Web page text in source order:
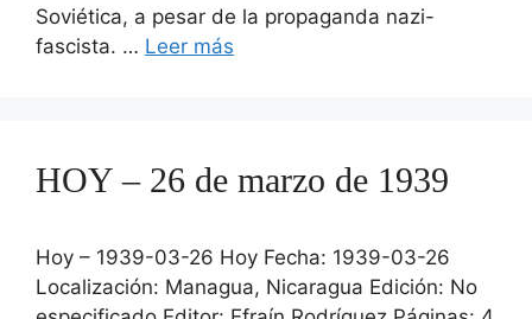
Soviética, a pesar de la propaganda nazi-
fascista. … Leer más
HOY – 26 de marzo de 1939
Hoy – 1939-03-26 Hoy Fecha: 1939-03-26
Localización: Managua, Nicaragua Edición: No